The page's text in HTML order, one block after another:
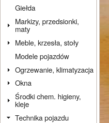
Giełda
Markizy, przedsionki,
maty
Meble, krzesła, stoły
Modele pojazdów
Ogrzewanie, klimatyzacja
Okna
Środki chem. higieny,
kleje
Technika pojazdu